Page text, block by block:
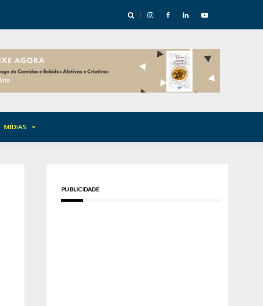
Festival de Inverno nas Serras abre temporada cultural em Cuité
MÍDIAS
PUBLICIDADE